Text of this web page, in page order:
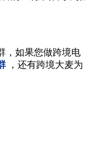
，如果您做跨境电
，还有跨境大麦为